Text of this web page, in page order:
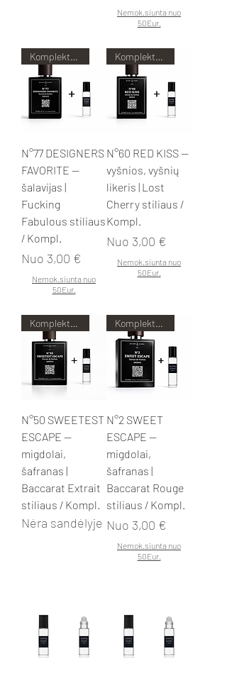
Nemok.siunta nuo
50Eur.
Komplektas pigiau!
N°77 DESIGNERS
FAVORITE —
šalavijas |
Fucking
Fabulous stiliaus
/ Kompl.
Nuo 3,00 €
Pardavimo kaina
Nemok.siunta nuo
50Eur.
Komplektas pigiau!
N°60 RED KISS —
vyšnios, vyšnių
likeris | Lost
Cherry stiliaus /
Kompl.
Nuo 3,00 €
Pardavimo kaina
Nemok.siunta nuo
50Eur.
Komplektas pigiau!
N°50 SWEETEST
ESCAPE —
migdolai,
šafranas |
Baccarat Extrait
stiliaus / Kompl.
Nėra sandėlyje
Komplektas pigiau!
N°2 SWEET
ESCAPE —
migdolai,
šafranas |
Baccarat Rouge
stiliaus / Kompl.
Nuo 3,00 €
Pardavimo kaina
Nemok.siunta nuo
50Eur.